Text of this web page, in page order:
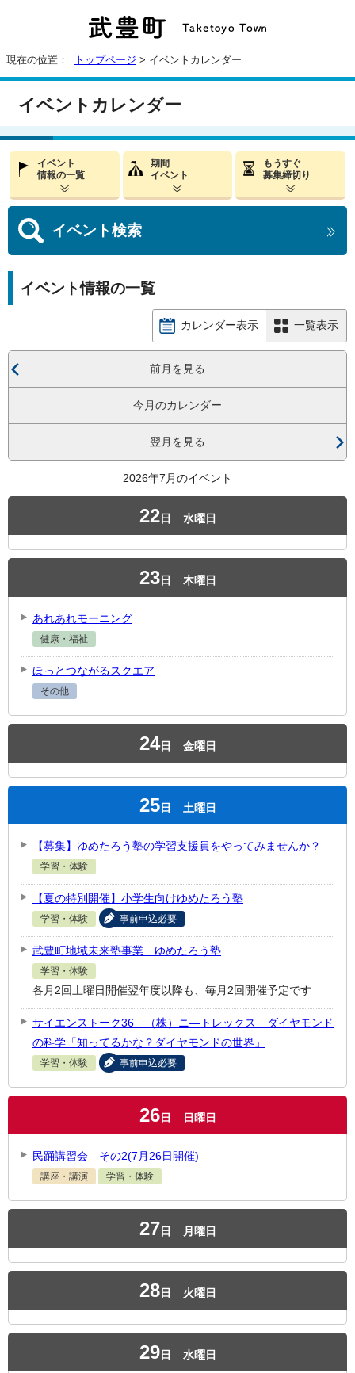
現在の位置： トップページ > イベントカレンダー
イベントカレンダー
イベント
情報の一覧
期間
イベント
もうすぐ
募集締切り
イベント検索
イベント情報の一覧
カレンダー表示 一覧表示
前月を見る
今月のカレンダー
翌月を見る
2026年7月のイベント
22日 水曜日
23日 木曜日
あれあれモーニング
健康・福祉
ほっとつながるスクエア
その他
24日 金曜日
25日 土曜日
【募集】ゆめたろう塾の学習支援員をやってみませんか？
学習・体験
【夏の特別開催】小学生向けゆめたろう塾
学習・体験 事前申込必要
武豊町地域未来塾事業 ゆめたろう塾
学習・体験
各月2回土曜日開催翌年度以降も、毎月2回開催予定です
サイエンストーク36 （株）ニ―トレックス ダイヤモンド
の科学「知ってるかな？ダイヤモンドの世界」
学習・体験 事前申込必要
26日 日曜日
民踊講習会 その2(7月26日開催)
講座・講演 学習・体験
27 日 月曜日
28日 火曜日
29日 水曜日